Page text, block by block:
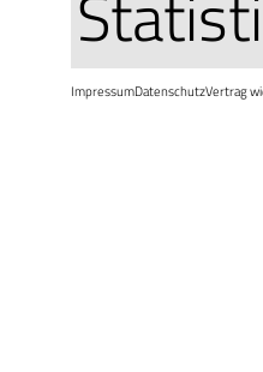
ImpressumDatenschutzVertrag